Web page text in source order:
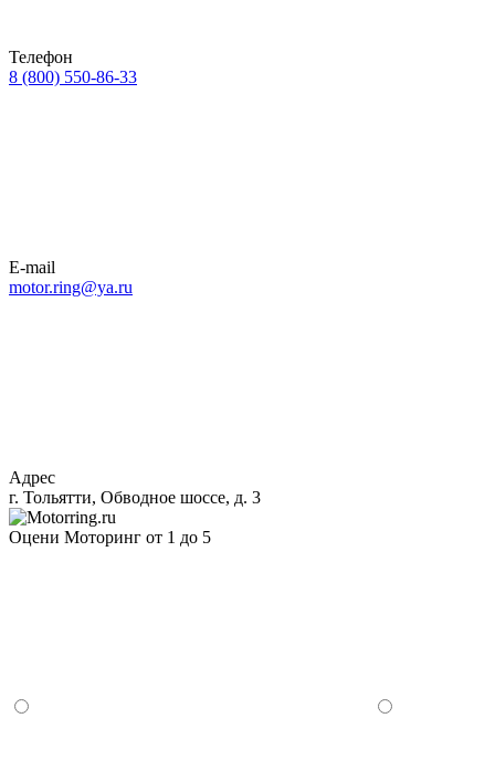
Телефон
8 (800) 550-86-33
E-mail
motor.ring@ya.ru
Адрес
г. Тольятти, Обводное шоссе, д. 3
Оцени Моторинг от 1 до 5